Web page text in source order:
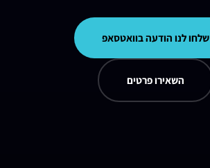
שלחו לנו הודעה בוואטסאפ
השאירו פרטים